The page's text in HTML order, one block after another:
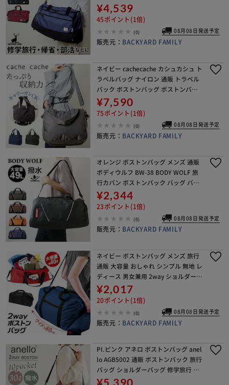
量 男の子 女の子 修学旅行 キッズ ジュ
ニア レディース メンズ 男女
¥4,539
45ポイント(1倍)
(0) 08月08日発送予定
販売元： BACKYARD FAMILY
ネイビー cachecache カシュカシュ ト
ラベルバッグ ナイロン 通販 トラベル
バック ボストンバッグ ボストンバッ
ク マザーズバッグ 旅行バッグ ボスト
ン ママバッグ マザーバッグ トート シ
¥7,590
75ポイント(1倍)
(0) 08月08日発送予定
販売元： BACKYARD FAMILY
オレンジ ボストンバッグ メンズ 通販
ボディウルフ BW-38 BODY WOLF 旅
行カバン ボストンバック バッグ バッ
ク 修学旅行バッグ 大容量 はっ水 撥水
大きめ おしゃれ カジュアル か
¥2,344
23ポイント(1倍)
(0) 08月08日発送予定
販売元： BACKYARD FAMILY
ネイビー ボストンバッグ メンズ 旅行
通販 大容量 おしゃれ シンプル 無地 レ
ディース 男女兼用 2way ショルダーバ
ッグ 斜めがけ 肩掛け 修学旅行 宿泊学
習 黒 ブラック 高校生 大学生 出
¥2,017
20ポイント(1倍)
(0) 08月08日発送予定
販売元： BACKYARD FAMILY
PI.ピンク アネロ ボストンバッグ anel
lo AGB5002 通販 ボストンバック 旅行
バッグ ショルダーバッグ 修学旅行 斜
めがけバッグ 肩掛け レディース メン
¥5,390